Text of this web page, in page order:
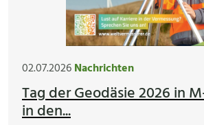
02.07.2026Nachrichten
Tag der Geodäsie 2026 in
in den...